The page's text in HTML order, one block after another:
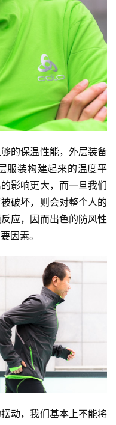
的保温性能，外层装备
服装构建起来的温度平
影响更大，而一旦我们
破坏，则会对整个人的
应，因而出色的防风性
因素。
动，我们基本上不能将